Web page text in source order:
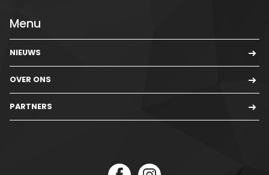
Menu
NIEUWS
OVER ONS
PARTNERS